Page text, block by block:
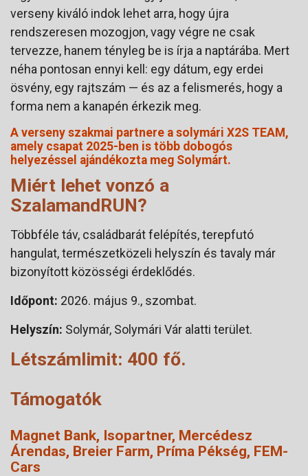
verseny kiváló indok lehet arra, hogy újra
rendszeresen mozogjon, vagy végre ne csak
tervezze, hanem tényleg be is írja a naptárába. Mert
néha pontosan ennyi kell: egy dátum, egy erdei
ösvény, egy rajtszám — és az a felismerés, hogy a
forma nem a kanapén érkezik meg.
A verseny szakmai partnere a solymári X2S TEAM,
amely csapat 2025-ben is több dobogós
helyezéssel ajándékozta meg Solymárt.
Miért lehet vonzó a
SzalamandRUN?
Többféle táv, családbarát felépítés, terepfutó
hangulat, természetközeli helyszín és tavaly már
bizonyított közösségi érdeklődés.
Időpont: 2026. május 9., szombat.
Helyszín: Solymár, Solymári Vár alatti terület.
Létszámlimit: 400 fő.
Támogatók
Magnet Bank, Isopartner, Mercédesz
Árendas, Breier Farm, Príma Pékség, FEM-
Cars